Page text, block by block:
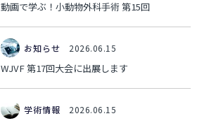
動画で学ぶ！小動物外科手術 第15回
お知らせ 2026.06.15
WJVF 第17回大会に出展します
学術情報 2026.06.15